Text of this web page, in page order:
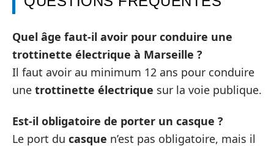
Quel âge faut-il avoir pour conduire une
trottinette électrique à Marseille ?
Il faut avoir au minimum 12 ans pour conduire
une trottinette électrique sur la voie publique.
Est-il obligatoire de porter un casque ?
Le port du casque n’est pas obligatoire, mais il